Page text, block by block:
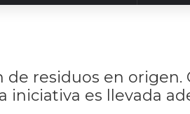
residuos en origen.
iniciativa es llevada